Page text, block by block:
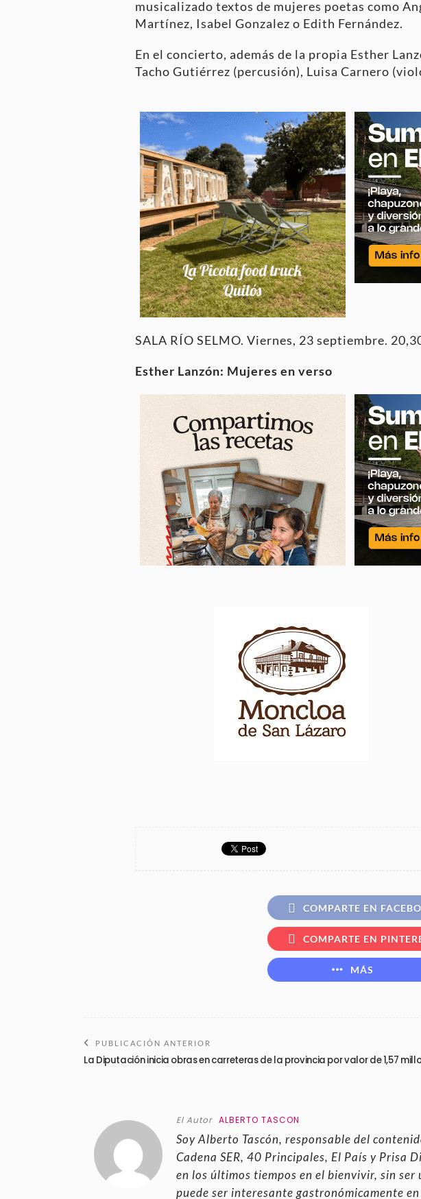
musicalizado textos de mujeres poetas como
Martínez, Isabel Gonzalez o Edith Fernández.
En el concierto, además de la propia Esther
Tacho Gutiérrez (percusión), Luisa Carnero
SALA RÍO SELMO. Viernes, 23 septiembre.
Esther Lanzón: Mujeres en verso
COMPARTE EN
COMPARTE EN
MÁS
PUBLICACIÓN ANTERIOR
La Diputación inicia obras en carreteras de la provincia por valor de 1,57
El Autor ALBERTO TASCON
Soy Alberto Tascón, responsable del
Cadena SER, 40 Principales, El País y Prisa
en los últimos tiempos en el bienvivir, sin
puede ser interesante gastronómicamente